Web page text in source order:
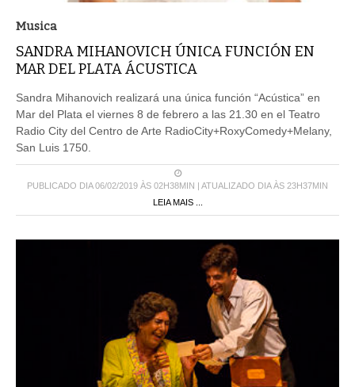
Musica
SANDRA MIHANOVICH ÚNICA FUNCIÓN EN
MAR DEL PLATA ÁCUSTICA
Sandra Mihanovich realizará una única función “Acústica” en
Mar del Plata el viernes 8 de febrero a las 21.30 en el Teatro
Radio City del Centro de Arte RadioCity+RoxyComedy+Melany,
San Luis 1750.
PUBLICADO DIA 06/02/2019 ÀS 02H38MIN | ATUALIZADO DIA ÀS 23H37MIN
LEIA MAIS ...